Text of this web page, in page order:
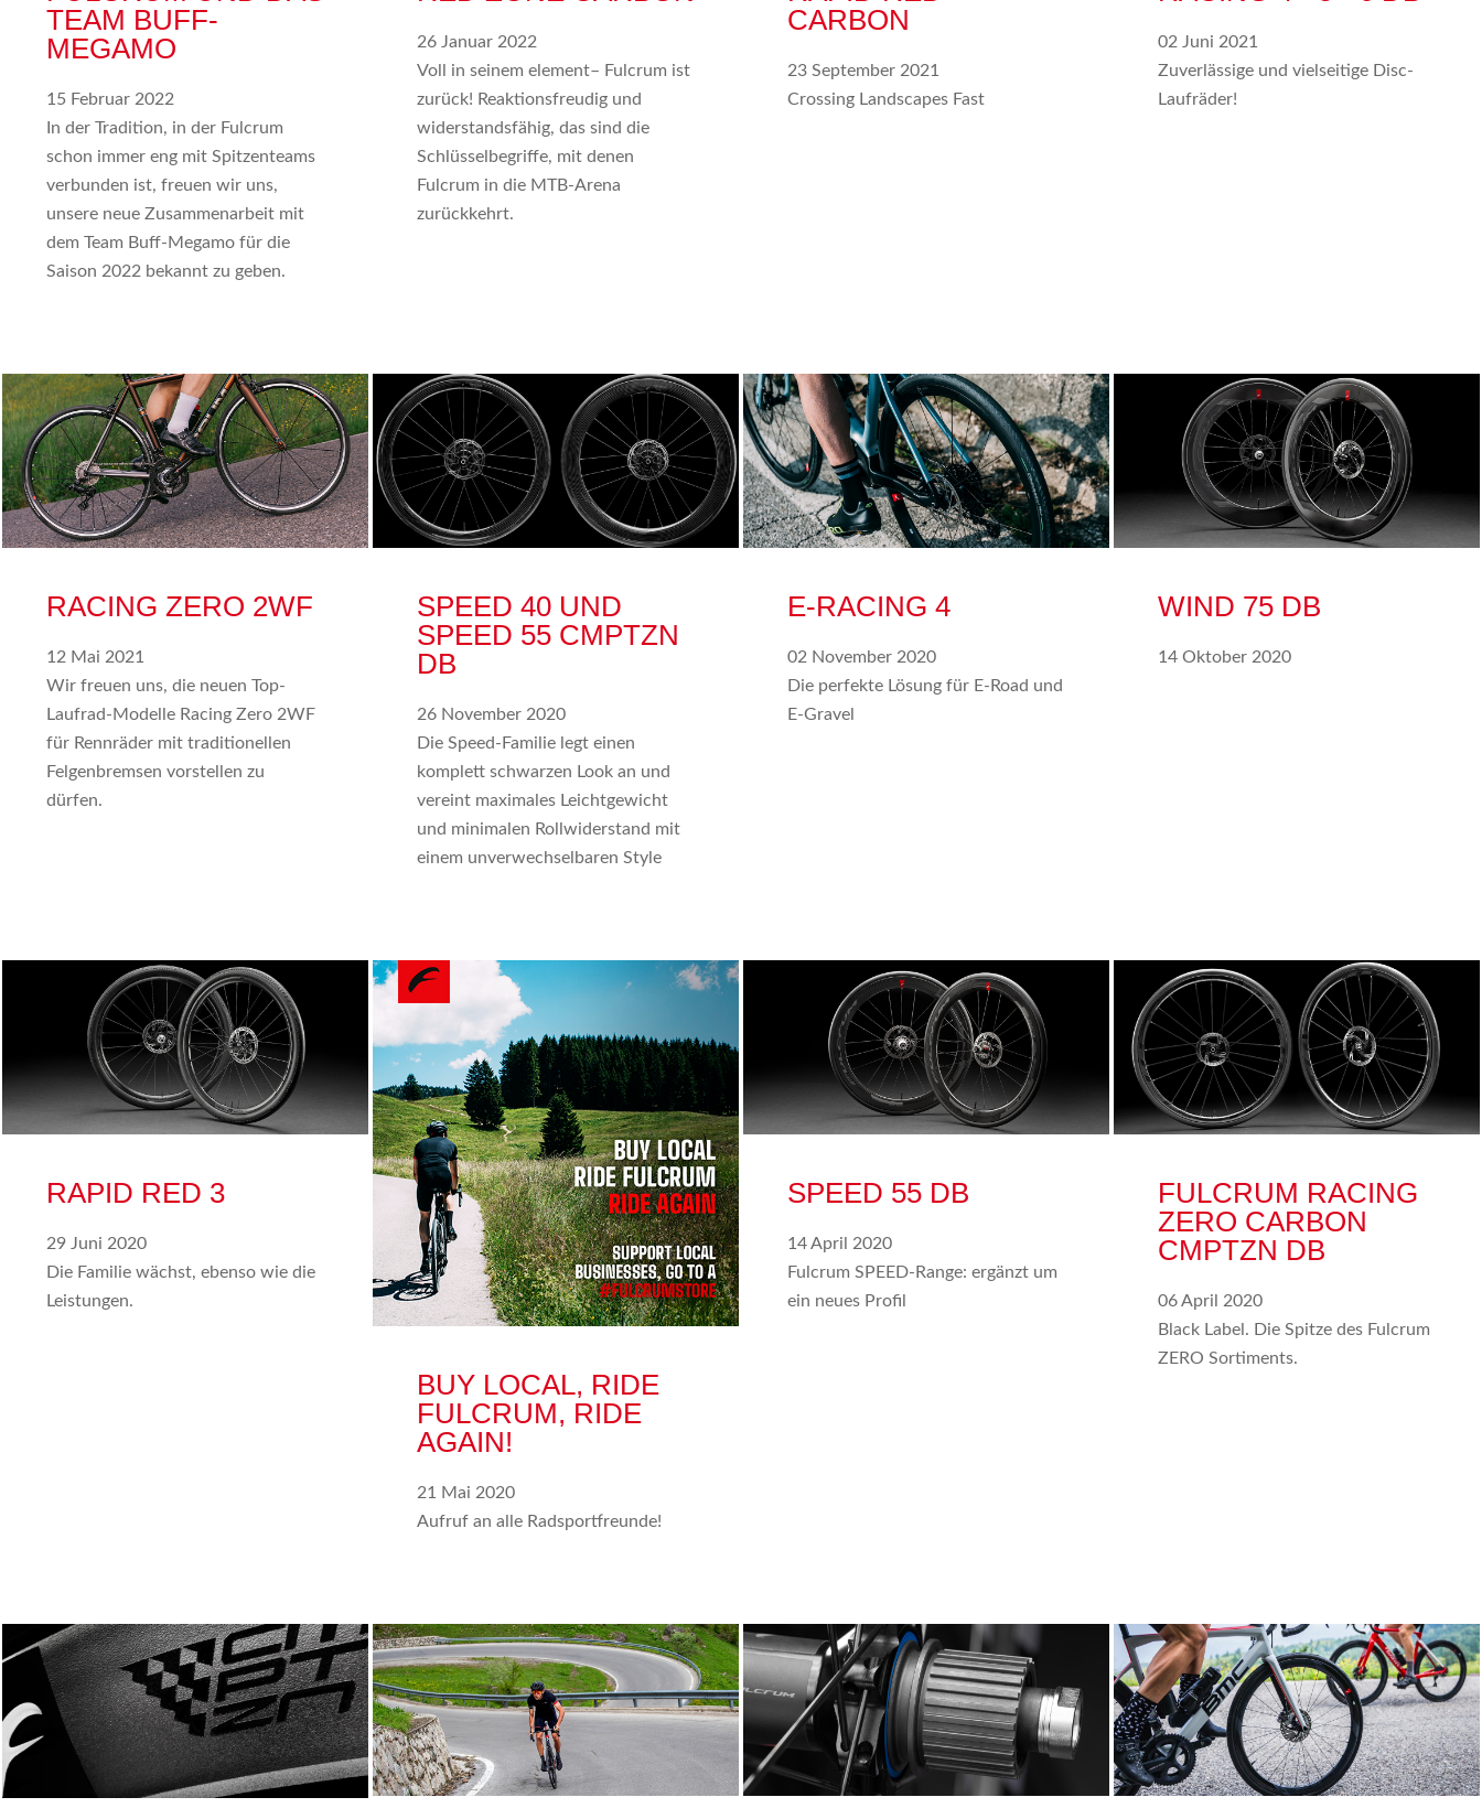
TEAM BUFF-
MEGAMO
15 Februar 2022
In der Tradition, in der Fulcrum
schon immer eng mit Spitzenteams
verbunden ist, freuen wir uns,
unsere neue Zusammenarbeit mit
dem Team Buff-Megamo für die
Saison 2022 bekannt zu geben.
26 Januar 2022
Voll in seinem element– Fulcrum ist
zurück! Reaktionsfreudig und
widerstandsfähig, das sind die
Schlüsselbegriffe, mit denen
Fulcrum in die MTB-Arena
zurückkehrt.
CARBON
23 September 2021
Crossing Landscapes Fast
02 Juni 2021
Zuverlässige und vielseitige Disc-
Laufräder!
RACING ZERO 2WF
12 Mai 2021
Wir freuen uns, die neuen Top-
Laufrad-Modelle Racing Zero 2WF
für Rennräder mit traditionellen
Felgenbremsen vorstellen zu
dürfen.
SPEED 40 UND
SPEED 55 CMPTZN
DB
26 November 2020
Die Speed-Familie legt einen
komplett schwarzen Look an und
vereint maximales Leichtgewicht
und minimalen Rollwiderstand mit
einem unverwechselbaren Style
E-RACING 4
02 November 2020
Die perfekte Lösung für E-Road und
E-Gravel
WIND 75 DB
14 Oktober 2020
RAPID RED 3
29 Juni 2020
Die Familie wächst, ebenso wie die
Leistungen.
BUY LOCAL, RIDE
FULCRUM, RIDE
AGAIN!
21 Mai 2020
Aufruf an alle Radsportfreunde!
SPEED 55 DB
14 April 2020
Fulcrum SPEED-Range: ergänzt um
ein neues Profil
FULCRUM RACING
ZERO CARBON
CMPTZN DB
06 April 2020
Black Label. Die Spitze des Fulcrum
ZERO Sortiments.